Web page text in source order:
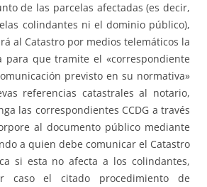
de las parcelas afectadas (es decir,
colindantes ni el dominio público),
al Catastro por medios telemáticos la
para que tramite el «correspondiente
previsto en su normativa»
referencias catastrales al notario,
las correspondientes CCDG a través
al documento público mediante
a quien debe comunicar el Catastro
si esta no afecta a los colindantes,
caso el citado procedimiento de